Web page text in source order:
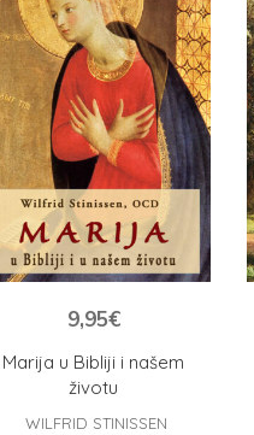
Marija u Bibliji i našem
životu
9,95€
WILFRID STINISSEN